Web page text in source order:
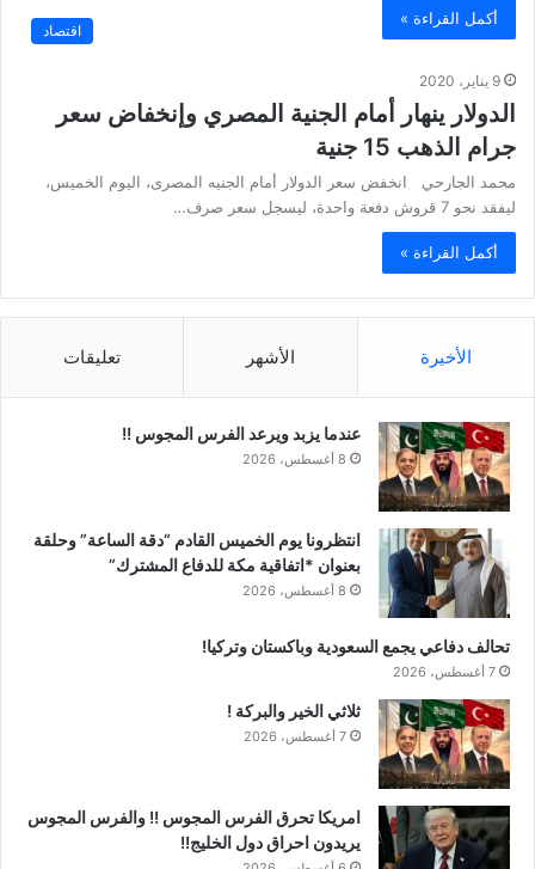
أكمل القراءة »
اقتصاد
9 يناير، 2020
الدولار ينهار أمام الجنية المصري وإنخفاض سعر
جرام الذهب 15 جنية
محمد الجارحي انخفض سعر الدولار أمام الجنيه المصرى، اليوم الخميس،
ليفقد نحو 7 قروش دفعة واحدة، ليسجل سعر صرف…
أكمل القراءة »
الأخيرة الأشهر تعليقات
عندما يزبد ويرعد الفرس المجوس !!
8 أغسطس، 2026
انتظرونا يوم الخميس القادم “دقة الساعة” وحلقة
بعنوان *اتفاقية مكة للدفاع المشترك”
8 أغسطس، 2026
تحالف دفاعي يجمع السعودية وباكستان وتركيا!
7 أغسطس، 2026
ثلاثي الخير والبركة !
7 أغسطس، 2026
امريكا تحرق الفرس المجوس !! والفرس المجوس
يريدون احراق دول الخليج!!